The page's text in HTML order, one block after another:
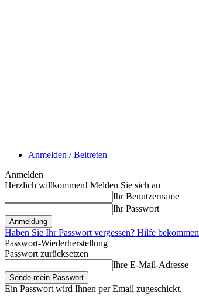
Anmelden / Beitreten
Anmelden
Herzlich willkommen! Melden Sie sich an
Ihr Benutzername
Ihr Passwort
Haben Sie Ihr Passwort vergessen? Hilfe bekommen
Passwort-Wiederherstellung
Passwort zurücksetzen
Ihre E-Mail-Adresse
Ein Passwort wird Ihnen per Email zugeschickt.